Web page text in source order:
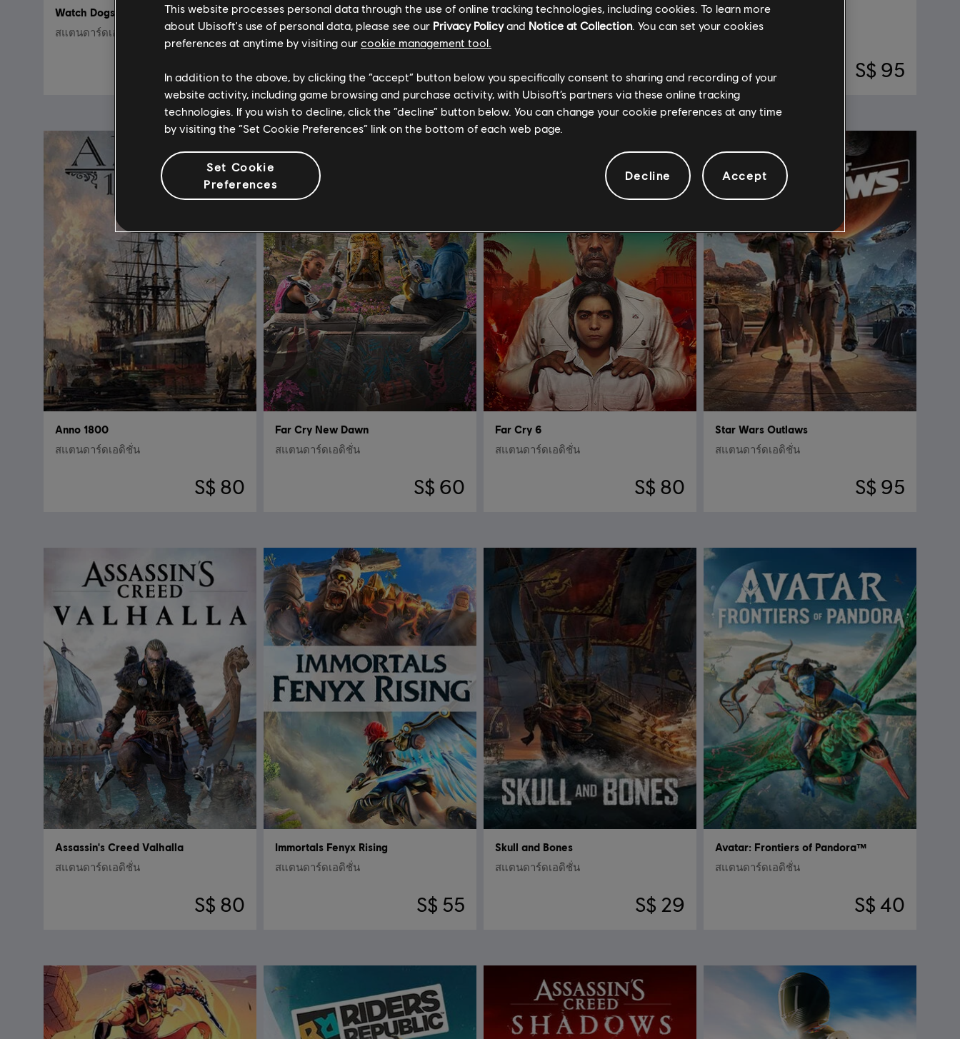
Watch Dogs Legion
สแตนดาร์ดเอดิชั่น
S$ 80
Assassin's Creed Mirage
สแตนดาร์ดเอดิชั่น
S$ 65
Watch Dogs 2
สแตนดาร์ดเอดิชั่น
S$ 80
The Crew Motorfest
สแตนดาร์ดเอดิชั่น
S$ 95
Anno 1800
สแตนดาร์ดเอดิชั่น
S$ 80
Far Cry New Dawn
สแตนดาร์ดเอดิชั่น
S$ 60
Far Cry 6
สแตนดาร์ดเอดิชั่น
S$ 80
Star Wars Outlaws
สแตนดาร์ดเอดิชั่น
S$ 95
Assassin's Creed Valhalla
สแตนดาร์ดเอดิชั่น
S$ 80
Immortals Fenyx Rising
สแตนดาร์ดเอดิชั่น
S$ 55
Skull and Bones
สแตนดาร์ดเอดิชั่น
S$ 29
Avatar: Frontiers of Pandora™
สแตนดาร์ดเอดิชั่น
S$ 40
This website processes personal data through the use of online tracking technologies, including cookies. To learn more
about Ubisoft's use of personal data, please see our Privacy Policyand Notice at Collection. You can set your cookies
preferences at anytime by visiting our cookie management tool.
In addition to the above, by clicking the “accept” button below you specifically consent to sharing and recording of your
website activity, including game browsing and purchase activity, with Ubisoft’s partners via these online tracking
technologies. If you wish to decline, click the “decline” button below. You can change your cookie preferences at any time
by visiting the “Set Cookie Preferences” link on the bottom of each web page.
Set Cookie
Preferences
Decline Accept